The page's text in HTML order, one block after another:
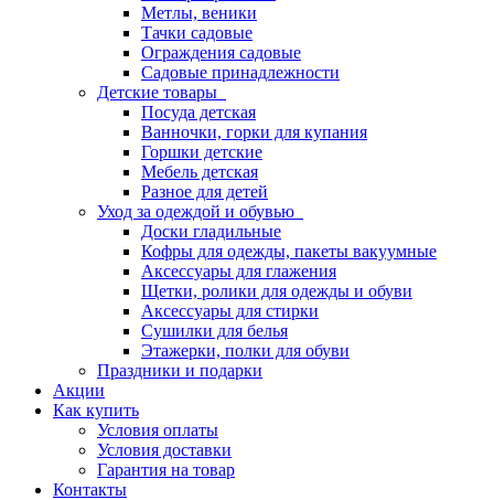
Метлы, веники
Тачки садовые
Ограждения садовые
Садовые принадлежности
Детские товары
Посуда детская
Ванночки, горки для купания
Горшки детские
Мебель детская
Разное для детей
Уход за одеждой и обувью
Доски гладильные
Кофры для одежды, пакеты вакуумные
Аксессуары для глажения
Щетки, ролики для одежды и обуви
Аксессуары для стирки
Сушилки для белья
Этажерки, полки для обуви
Праздники и подарки
Акции
Как купить
Условия оплаты
Условия доставки
Гарантия на товар
Контакты